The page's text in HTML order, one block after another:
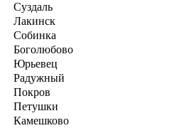
Суздаль
Лакинск
Собинка
Боголюбово
Юрьевец
Радужный
Покров
Петушки
Камешково